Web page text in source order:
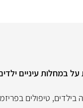
במחלות עיניים
בילדים, טיפולים